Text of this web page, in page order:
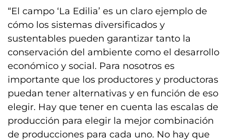
“El campo ‘La Edilia’ es un claro ejemplo de
cómo los sistemas diversificados y
sustentables pueden garantizar tanto la
conservación del ambiente como el desarrollo
económico y social. Para nosotros es
importante que los productores y productoras
puedan tener alternativas y en función de eso
elegir. Hay que tener en cuenta las escalas de
producción para elegir la mejor combinación
de producciones para cada uno. No hay que